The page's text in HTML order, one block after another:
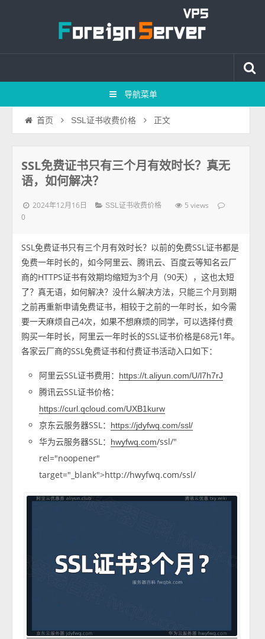
导航菜单
首页 SSL证书收费价格 正文
SSL免费证书只有三个月有效时长？真无
语，如何解决？
2024年12月16日 SSL证书收费价格 5 views
0
SSL免费证书只有三个月有效时长？以前的免费SSL证书都是
免费一年时长的，如今阿里云、腾讯云、百度云等知名云厂
商的HTTPS证书有效期均缩短为3个月（90天），这也太短
了？真无语，如何解决？没什么解决方法，只能三个月到期
之前再重新申请免费证书，相较于之前的一年时长，如今需
要一天麻烦自己4次，如果不想麻烦的同学，可以选择付费
购买一年时长，阿里云一年时长的SSL证书价格是68元1年。
各家云厂商的SSL免费证书和付费证书活动入口如下：
阿里云SSL证书费用： https://t.aliyun.com/U/l7h7rJ
腾讯云SSL证书价格：
https://curl.qcloud.com/UXB1kurw
京东云服务器SSL： https://jdyfwq.com/ssl/
华为云服务器SSL： hwyfwq.com/ssl/"
rel="noopener"
target="_blank">http://hwyfwq.com/ssl/